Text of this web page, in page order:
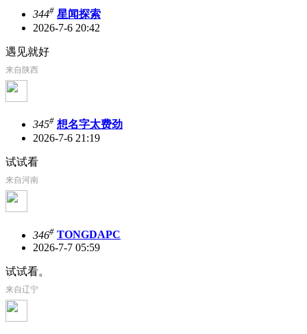
344# 星闻探索
2026-7-6 20:42
遇见就好
来自陕西
345# 想名字太费劲
2026-7-6 21:19
试试看
来自河南
346# TONGDAPC
2026-7-7 05:59
试试看。
来自辽宁